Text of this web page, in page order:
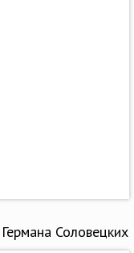
Соловецких